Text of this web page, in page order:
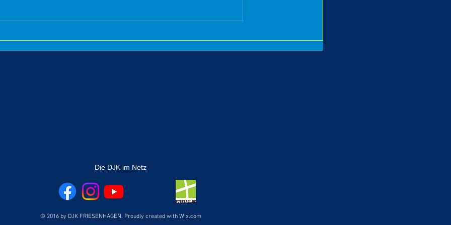
Die DJK im Netz
© 2016 by DJK FRIESENHAGEN. Proudly created with Wix.com